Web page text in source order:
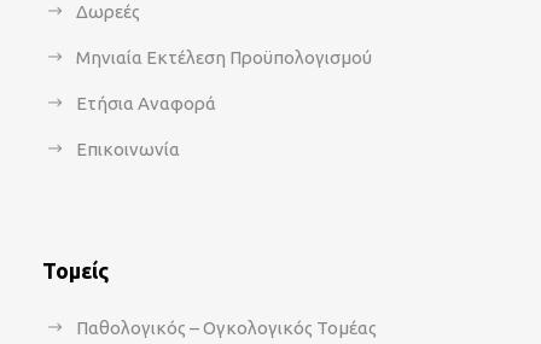
Δωρεές
Μηνιαία Εκτέλεση Προϋπολογισμού
Ετήσια Αναφορά
Επικοινωνία
Τομείς
Παθολογικός – Ογκολογικός Τομέας